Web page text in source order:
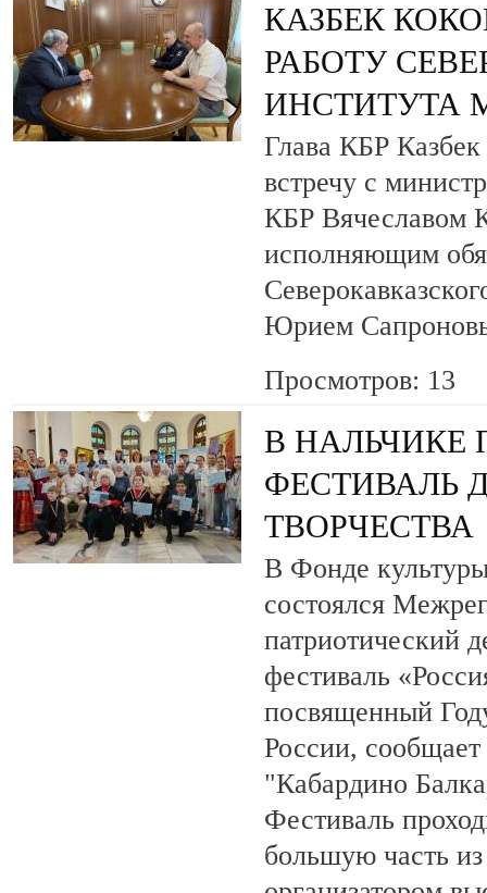
КАЗБЕК
РАБОТУ
ИНСТИТУТА
Глава КБР
встречу с
КБР Вячеславом
исполняющим
Юрием
Просмотров: 13
В НАЛЬЧИКЕ
ФЕСТИВАЛЬ
ТВОРЧЕСТВА
В Фонде
состоялся
патриотический
фестиваль
посвященный
России,
"Кабардино
Фестиваль
большую часть